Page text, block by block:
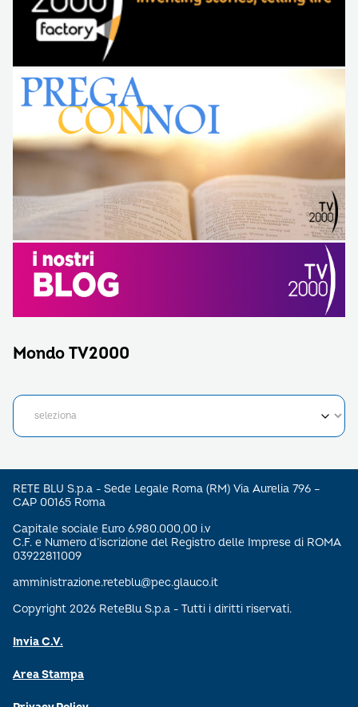
Mondo TV2000
RETE BLU S.p.a - Sede Legale Roma (RM) Via Aurelia 796 –
CAP 00165 Roma
Capitale sociale Euro 6.980.000,00 i.v
C.F. e Numero d’iscrizione del Registro delle Imprese di ROMA
03922811009
amministrazione.reteblu@pec.glauco.it
Copyright 2026 ReteBlu S.p.a - Tutti i diritti riservati.
Invia C.V.
Area Stampa